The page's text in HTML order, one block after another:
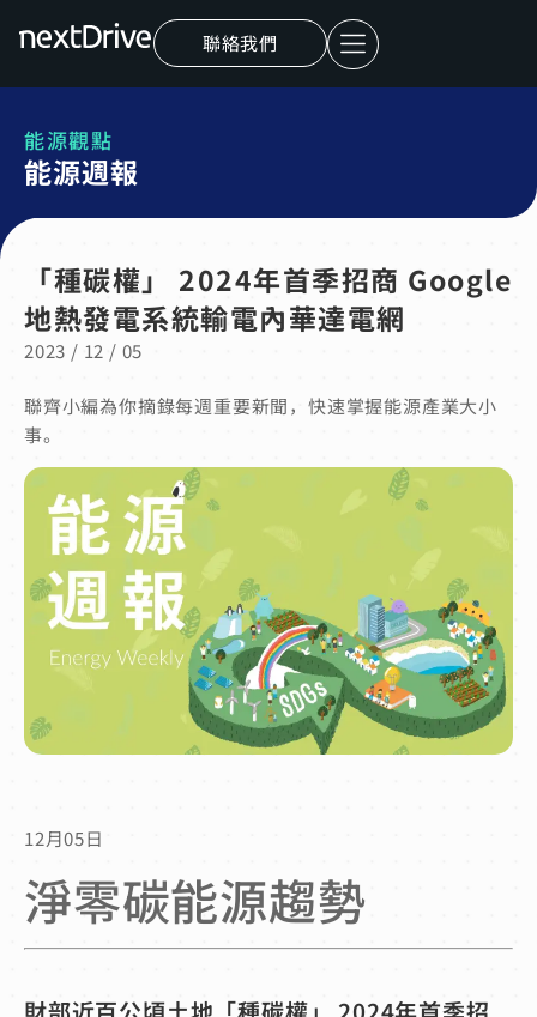
聯絡我們
能源觀點
能源週報
「種碳權」 2024年首季招商 Google
地熱發電系統輸電內華達電網
2023 / 12 / 05
聯齊小編為你摘錄每週重要新聞，快速掌握能源產業大小
事。
12月05日
淨零碳能源趨勢